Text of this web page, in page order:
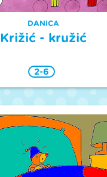
DANICA
Križić - kružić
2-6